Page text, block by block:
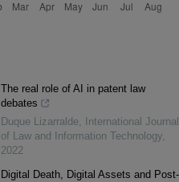
The real role of AI in patent law
debates
Duque Lizarralde,
International Journal
of Law and Information Technology,
2022
Digital Death, Digital Assets and Post-